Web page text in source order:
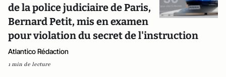
de la police judiciaire de Paris,
Bernard Petit, mis en examen
pour violation du secret de l'instruction
Atlantico Rédaction
1 min de lecture